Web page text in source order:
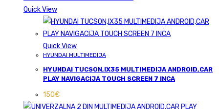
Quick View
Quick View
HYUNDAI MULTIMEDIJA
HYUNDAI TUCSON,IX35 MULTIMEDIJA ANDROID,CAR
PLAY NAVIGACIJA TOUCH SCREEN 7 INCA
150€